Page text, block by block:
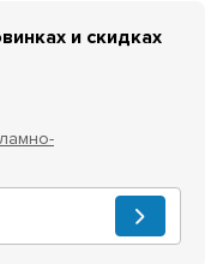
и скидках